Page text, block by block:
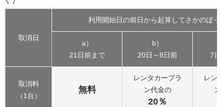
取消日
利用開始日の前日から起算してさかのぼっ
a）
21日前まで
b）
20日～8日前
7
取消料
（1台）
無料
レンタカープラ
ン代金の
20％
レン